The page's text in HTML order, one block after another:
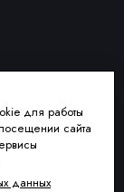
для работы
сайта
данных